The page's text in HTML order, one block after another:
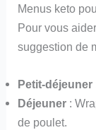
Menus keto
Pour vous
suggestion de
Petit-déjeuner
Déjeuner :
de poulet.